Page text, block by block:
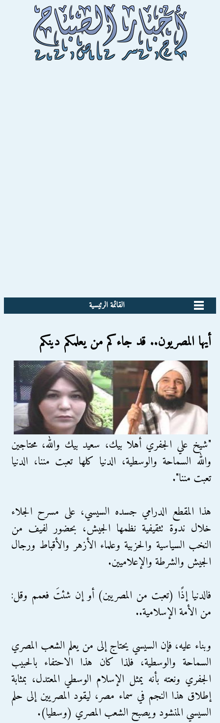
القائمة الرئيسية
أيها المصريون.. قد جاءكم من يعلمكم دينكم
"شيخ علي الجفري أهلا بيك، سعيد بيك والله، محتاجين
والله السماحة والوسطية، الدنيا كلها تعبت مننا، الدنيا
تعبت مننا".
هذا المقطع الدرامي جسده السيسي، على مسرح الجلاء
خلال ندوة تثقيفية نظمها الجيش، بحضور لفيف من
النخب السياسية والحزبية وعلماء الأزهر والأقباط ورجال
الجيش والشرطة والإعلاميين.
فالدنيا إذًا (تعبت من المصريين) أو إن شئتَ فعمم وقل:
من الأمة الإسلامية..
وبناء عليه، فإن السيسي يحتاج إلى من يعلم الشعب المصري
السماحة والوسطية، فلذا كان هذا الاحتفاء بالحبيب
الجفري ونعته بأنه يمثل الإسلام الوسطي المعتدل، بمثابة
إطلاق هذا النجم في سماء مصر، ليقود المصريين إلى حلم
السيسي المنشود ويصبح الشعب المصري (وسطيا).